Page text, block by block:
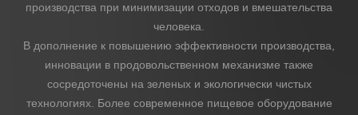
производства при минимизации отходов и вмешательства
человека.
В дополнение к повышению эффективности производства,
инновации в продовольственном механизме также
сосредоточены на зеленых и экологически чистых
технологиях. Более современное пищевое оборудование